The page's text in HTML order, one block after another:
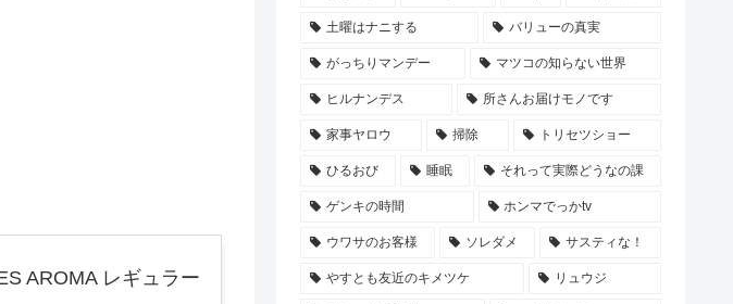
AROMA レギュラー
土曜はナニする バリューの真実
がっちりマンデー マツコの知らない世界
ヒルナンデス 所さんお届けモノです
家事ヤロウ 掃除 トリセツショー
ひるおび 睡眠 それって実際どうなの課
ゲンキの時間 ホンマでっかtv
ウワサのお客様 ソレダメ サスティな！
やすとも友近のキメツケ リュウジ